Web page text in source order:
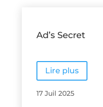
Ad’s Secret
Lire plus
17 Juil 2025